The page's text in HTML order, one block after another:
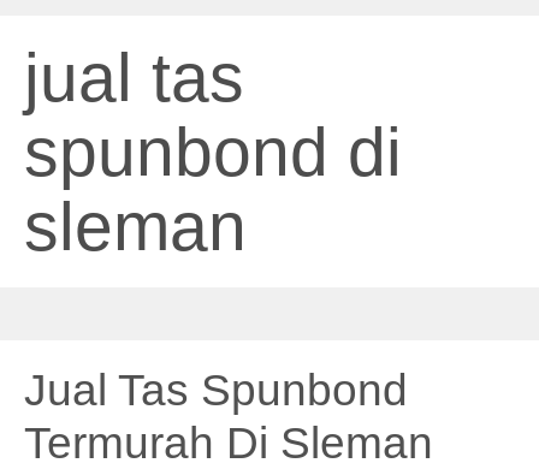
jual tas
spunbond di
sleman
Jual Tas Spunbond
Termurah Di Sleman